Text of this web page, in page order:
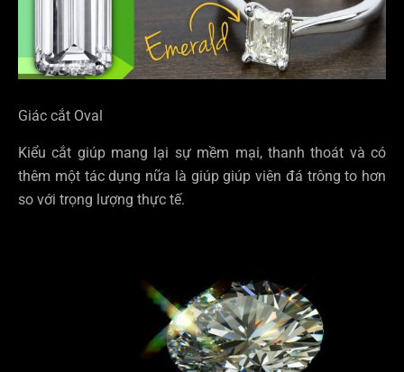
Giác cắt Oval
Kiểu cắt giúp mang lại sự mềm mại, thanh thoát và có
thêm một tác dụng nữa là giúp giúp viên đá trông to hơn
so với trọng lượng thực tế.